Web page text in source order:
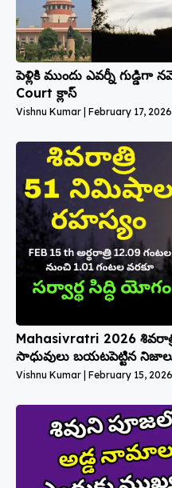
పెళ్లికి ముందు ఎవర్నీ గుడ్డిగా
Court క్లాస్
Vishnu Kumar February 17, 2026
Mahasivratri 2026
సాధువులు బయటపెట్టిన
Vishnu Kumar February 15, 2026